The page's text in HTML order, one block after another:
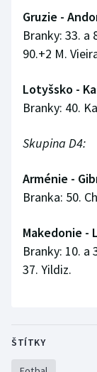
Gruzie -
Branky: 33. a
90.+2 M.
Lotyšsko -
Branky: 40.
Skupina D4:
Arménie -
Branka: 50.
Makedonie -
Branky: 10. a
37. Yildiz.
ŠTÍTKY